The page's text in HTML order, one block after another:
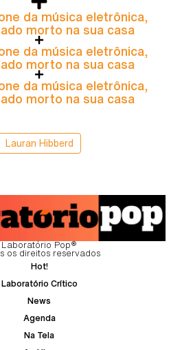
da música eletrônica,
morto na sua casa
da música eletrônica,
morto na sua casa
da música eletrônica,
morto na sua casa
Lauran Hibberd
Laboratório Pop®
os direitos reservados
Hot!
Laboratório Crítico
News
Agenda
Na Tela